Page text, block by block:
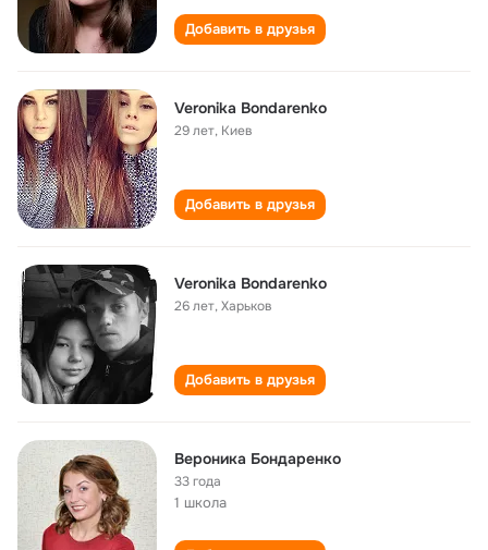
Добавить в друзья
Veronika Bondarenko
29 лет, Киев
Добавить в друзья
Veronika Bondarenko
26 лет,Харьков
Добавить в друзья
Вероника Бондаренко
33 года
1 школа